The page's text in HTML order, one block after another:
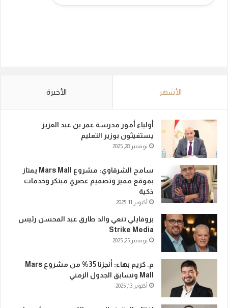
الأشهر الأخيرة
أولياء أمور مدرسة عمر بن عبد العزيز
يستغيثون بوزير التعليم
نوفمبر 28, 2025
سامح الشرقاوي: مشروع Mars Mall يمتاز
بموقع مميز وتصميم عصري مبتكر وخدمات
ذكية
أكتوبر 11, 2025
بروفايلي تنعي والد طارق عبد المحسن رئيس
Strike Media
نوفمبر 25, 2025
م. كريم بهاء: أنجزنا 35% من مشروع Mars
Mall ونسابق الجدول الزمني
أكتوبر 13, 2025